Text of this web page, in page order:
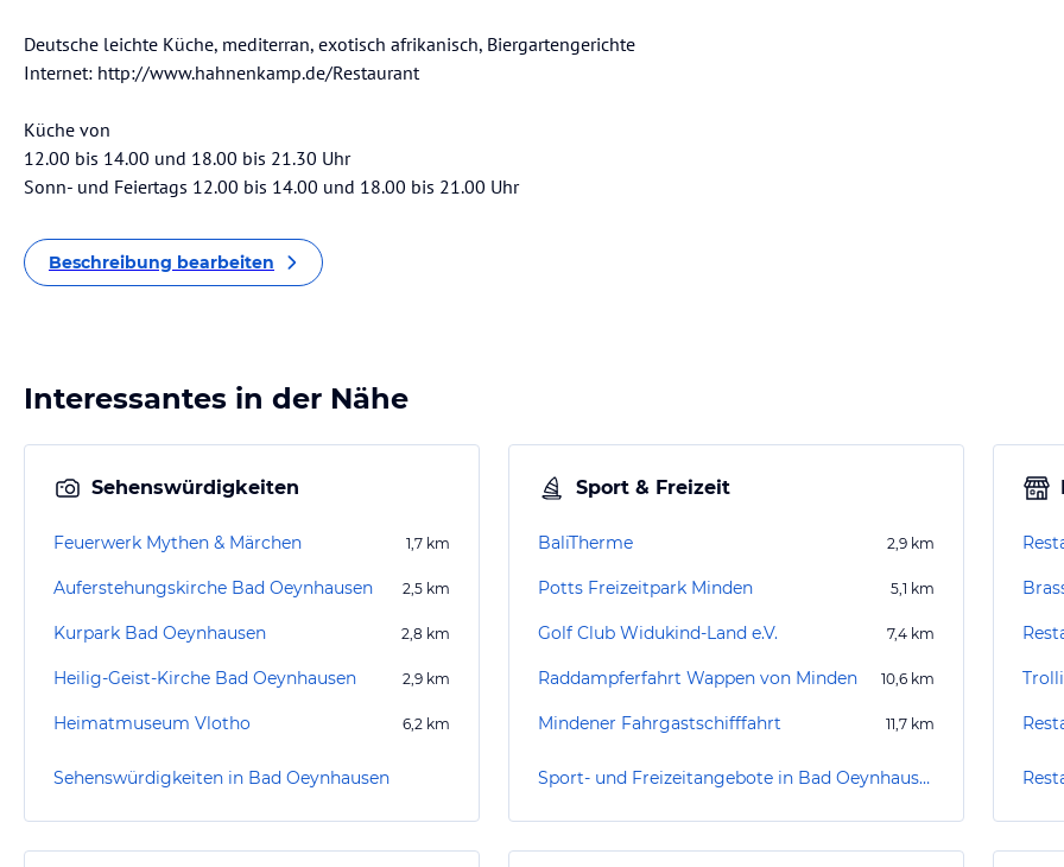
Deutsche leichte Küche, mediterran, exotisch afrikanisch, Biergartengerichte
Internet: http://www.hahnenkamp.de/Restaurant
Küche von
12.00 bis 14.00 und 18.00 bis 21.30 Uhr
Sonn- und Feiertags 12.00 bis 14.00 und 18.00 bis 21.00 Uhr
Beschreibung bearbeiten
Interessantes in der Nähe
Sehenswürdigkeiten
Feuerwerk Mythen & Märchen 1,7 km
Auferstehungskirche Bad Oeynhausen 2,5 km
Kurpark Bad Oeynhausen 2,8 km
Heilig-Geist-Kirche Bad Oeynhausen 2,9 km
Heimatmuseum Vlotho 6,2 km
Sehenswürdigkeiten in Bad Oeynhausen
Sport & Freizeit
BaliTherme 2,9 km
Potts Freizeitpark Minden 5,1 km
Golf Club Widukind-Land e.V. 7,4 km
Raddampferfahrt Wappen von Minden 10,6 km
Mindener Fahrgastschifffahrt 11,7 km
Sport- und Freizeitangebote in Bad Oeynhausen